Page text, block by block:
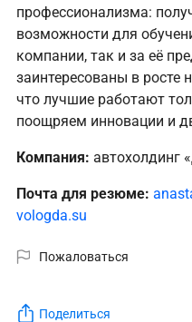
профессионализма:
возможности для
компании, так и за её
заинтересованы в росте
что лучшие работают
поощряем инновации и
Компания: автохолдинг
Почта для резюме:
vologda.su
Пожаловаться
Поделиться